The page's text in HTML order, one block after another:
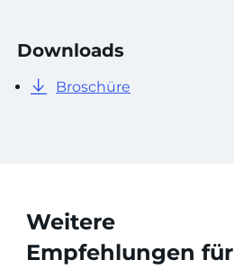
Downloads
Broschüre
Weitere
Empfehlungen für